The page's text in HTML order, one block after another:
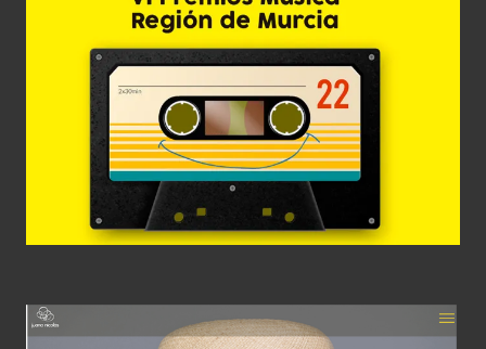
VI Premios Música Región de Murcia
Diseño Gráfico Web